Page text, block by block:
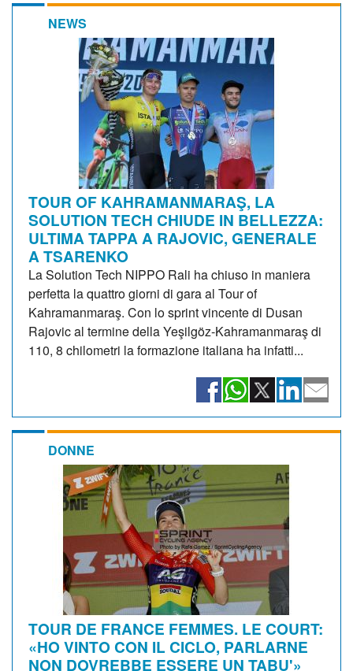
NEWS
TOUR OF KAHRAMANMARAŞ, LA
SOLUTION TECH CHIUDE IN BELLEZZA:
ULTIMA TAPPA A RAJOVIC, GENERALE
A TSARENKO
La Solution Tech NIPPO Rali ha chiuso in maniera
perfetta la quattro giorni di gara al Tour of
Kahramanmaraş. Con lo sprint vincente di Dusan
Rajovic al termine della Yeşilgöz-Kahramanmaraş di
110, 8 chilometri la formazione italiana ha infatti...
DONNE
TOUR DE FRANCE FEMMES. LE COURT:
«HO VINTO CON IL CICLO, PARLARNE
NON DOVREBBE ESSERE UN TABU'»